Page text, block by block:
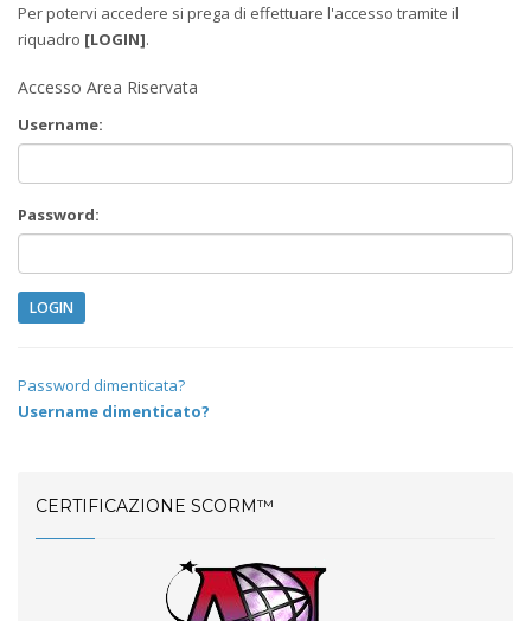
Per potervi accedere si prega di effettuare l'accesso tramite il
riquadro [LOGIN].
Accesso Area Riservata
Username:
Password:
LOGIN
Password dimenticata?
Username dimenticato?
CERTIFICAZIONE SCORM™